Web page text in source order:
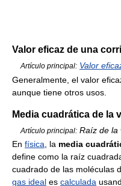
Valor eficaz de una
Artículo principal: Valor
Generalmente, el valor
aunque tiene otros usos.
Media cuadrática de la
Artículo principal: Raíz de la
En física, la media
define como la raíz
cuadrado de las moléculas
gas ideal es calculada